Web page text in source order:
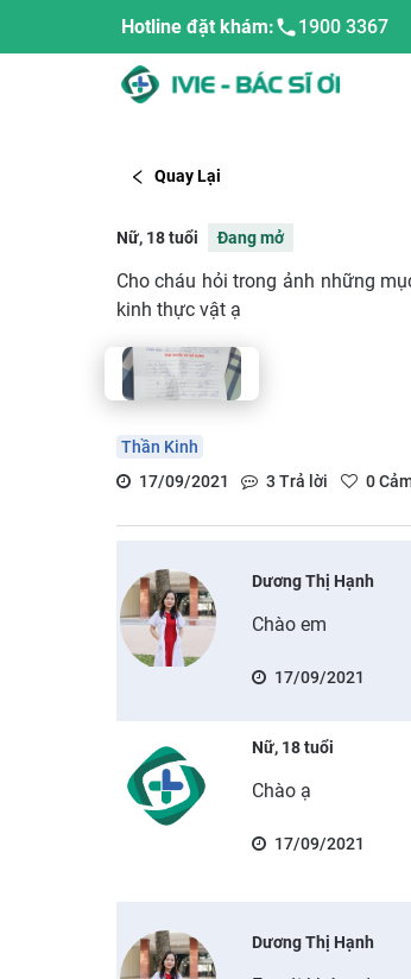
Hotline đặt khám: 1900 3367
Quay Lại
Nữ, 18 tuổi Đang mở
Cho cháu hỏi trong ảnh những
kinh thực vật ạ
Thần Kinh
17/09/2021
3 Trả lời 0
Dương Thị Hạnh
Chào em
17/09/2021
Nữ, 18 tuổi
Chào ạ
17/09/2021
Dương Thị Hạnh